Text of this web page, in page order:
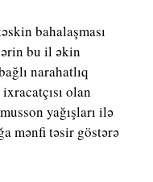
bahalaşması
bu il əkin
narahatlıq
olan
yağışları ilə
mənfi təsir göstərə